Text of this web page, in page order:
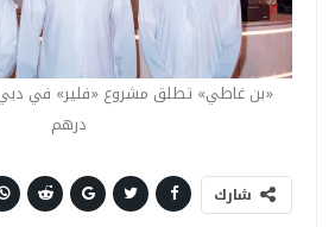
درهم
شارك